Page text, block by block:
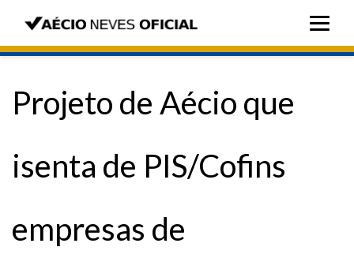
Projeto de Aécio que
isenta de PIS/Cofins
empresas de